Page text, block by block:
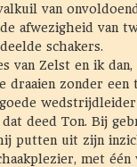
van
afwezigheid van
schakers.
van Zelst en ik
draaien zonder een
deed Ton. Bij
putten uit zijn
met